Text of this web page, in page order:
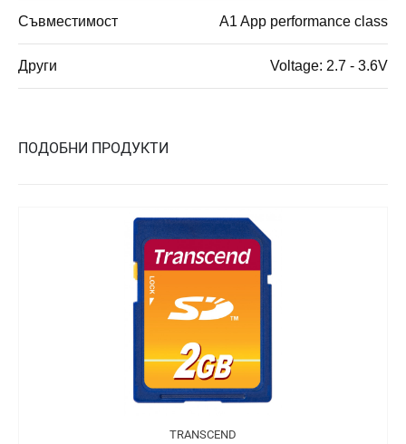
Съвместимост A1 App performance class
Други Voltage: 2.7 - 3.6V
ПОДОБНИ ПРОДУКТИ
TRANSCEND